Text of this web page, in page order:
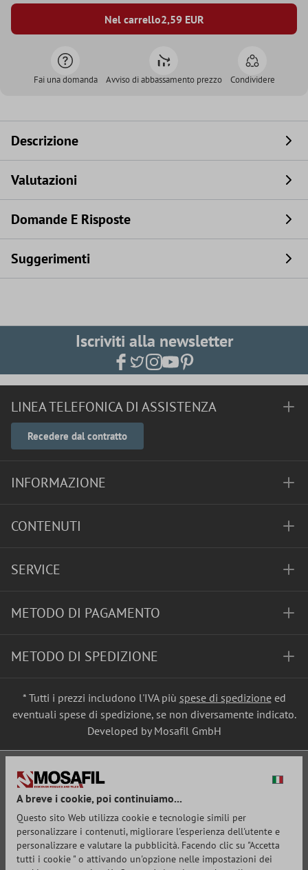
Nel carrello2,59EUR
Fai una domanda Avviso di abbassamento prezzo Condividere
Descrizione
Valutazioni
Domande E Risposte
Suggerimenti
Iscriviti alla newsletter
LINEA TELEFONICA DI ASSISTENZA
Recedere dal contratto
INFORMAZIONE
CONTENUTI
SERVICE
METODO DI PAGAMENTO
METODO DI SPEDIZIONE
* Tutti i prezzi includono l'IVA più spese di spedizioneed
eventuali spese di spedizione, se non diversamente indicato.
Developed by Mosafil GmbH
A breve i cookie, poi continuiamo...
Questo sito Web utilizza cookie e tecnologie simili per
personalizzare i contenuti, migliorare l'esperienza dell'utente e
personalizzare e valutare la pubblicità. Facendo clic su "Accetta
tutti i cookie " o attivando un'opzione nelle impostazioni dei